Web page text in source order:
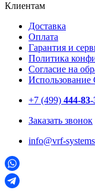
Клиентам
Доставка
Оплата
Гарантия и
Политика
Согласие на
Использование
+7 (499) 444-83-
Заказать звонок
info@vrf-